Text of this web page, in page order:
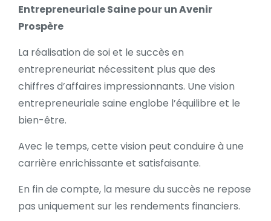
Entrepreneuriale Saine pour un Avenir
Prospère
La réalisation de soi et le succès en
entrepreneuriat nécessitent plus que des
chiffres d’affaires impressionnants. Une vision
entrepreneuriale saine englobe l’équilibre et le
bien-être.
Avec le temps, cette vision peut conduire à une
carrière enrichissante et satisfaisante.
En fin de compte, la mesure du succès ne repose
pas uniquement sur les rendements financiers.